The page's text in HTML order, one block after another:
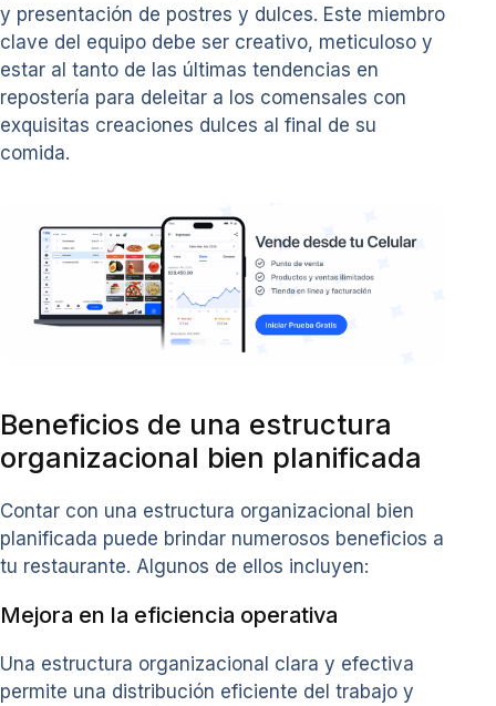
y presentación de postres y dulces. Este miembro
clave del equipo debe ser creativo, meticuloso y
estar al tanto de las últimas tendencias en
repostería para deleitar a los comensales con
exquisitas creaciones dulces al final de su
comida.
Beneficios de una estructura
organizacional bien planificada
Contar con una estructura organizacional bien
planificada puede brindar numerosos beneficios a
tu restaurante. Algunos de ellos incluyen:
Mejora en la eficiencia operativa
Una estructura organizacional clara y efectiva
permite una distribución eficiente del trabajo y